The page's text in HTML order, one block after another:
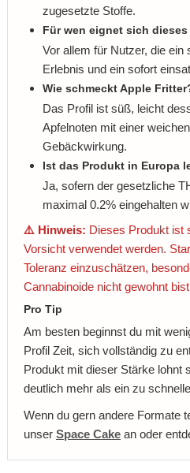
zugesetzte Stoffe.
Für wen eignet sich
Vor allem für Nutzer, die ein
Erlebnis und ein sofort
Wie schmeckt Apple
Das Profil ist süß, leicht
Apfelnoten mit einer
Gebäckwirkung.
Ist das Produkt in Europa
Ja, sofern der gesetzliche
maximal 0.2% eingehalten
⚠️ Hinweis: Dieses Produkt ist
Vorsicht verwendet werden.
Toleranz einzuschätzen,
Cannabinoide nicht gewohnt
Pro Tip
Am besten beginnst du mit
Profil Zeit, sich vollständig zu
Produkt mit dieser Stärke lohnt
deutlich mehr als ein zu
Wenn du gern andere Formate
unser Space Cake an oder